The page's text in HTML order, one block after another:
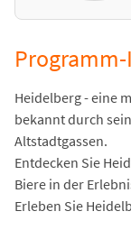
Heidelberg - eine
bekannt durch
Altstadtgassen.
Entdecken Sie
Biere in der
Erleben Sie